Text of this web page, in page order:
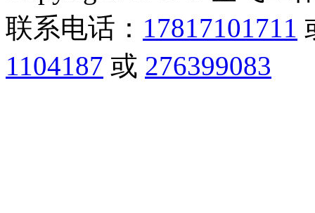
联系电话： 17817101711
1104187 或 276399083